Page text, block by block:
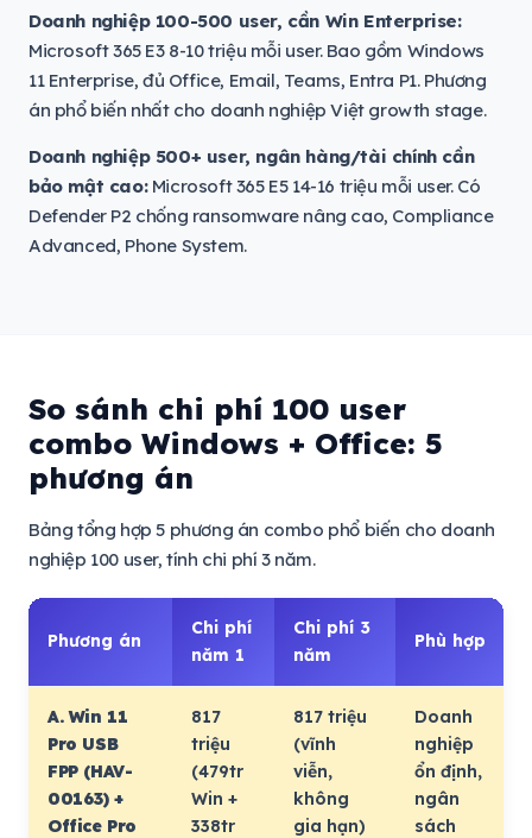
Doanh nghiệp 100-500 user, cần Win Enterprise:
Microsoft 365 E3 8-10 triệu mỗi user. Bao gồm Windows
11 Enterprise, đủ Office, Email, Teams, Entra P1. Phương
án phổ biến nhất cho doanh nghiệp Việt growth stage.
Doanh nghiệp 500+ user, ngân hàng/tài chính cần
bảo mật cao:Microsoft 365 E5 14-16 triệu mỗi user. Có
Defender P2 chống ransomware nâng cao, Compliance
Advanced, Phone System.
So sánh chi phí 100 user
combo Windows + Office: 5
phương án
Bảng tổng hợp 5 phương án combo phổ biến cho doanh
nghiệp 100 user, tính chi phí 3 năm.
Phương án
Chi phí
năm 1
Chi phí 3
năm
Phù hợp
A. Win 11
Pro USB
FPP (HAV-
00163) +
Office Pro
817
triệu
(479tr
Win +
338tr
817 triệu
(vĩnh
viễn,
không
gia hạn)
Doanh
nghiệp
ổn định,
ngân
sách